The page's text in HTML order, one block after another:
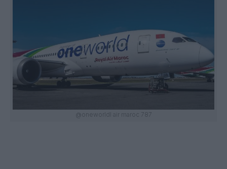
@oneworldl air maroc 787